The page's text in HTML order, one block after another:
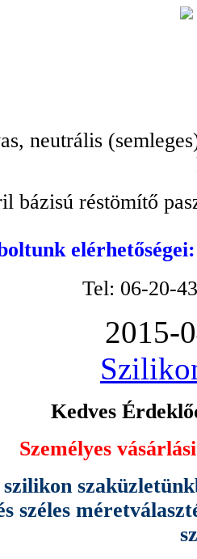
neutrális
bázisú réstömítő
Tel: 06-20-
2015-
Kedves
Személyes
széles